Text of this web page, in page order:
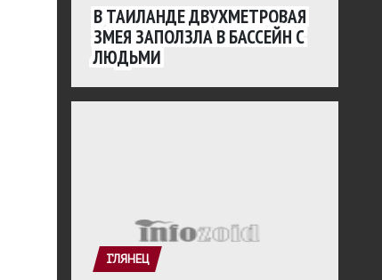
В ТАИЛАНДЕ ДВУХМЕТРОВАЯ
ЗМЕЯ ЗАПОЛЗЛА В БАССЕЙН С
ЛЮДЬМИ
ГЛЯНЕЦ